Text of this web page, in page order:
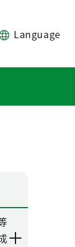
Language
3年度～令和